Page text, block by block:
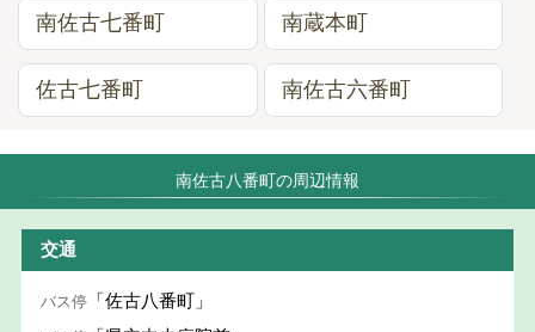
南佐古七番町 南蔵本町
佐古七番町 南佐古六番町
南佐古八番町の周辺情報
交通
バス停 「佐古八番町」